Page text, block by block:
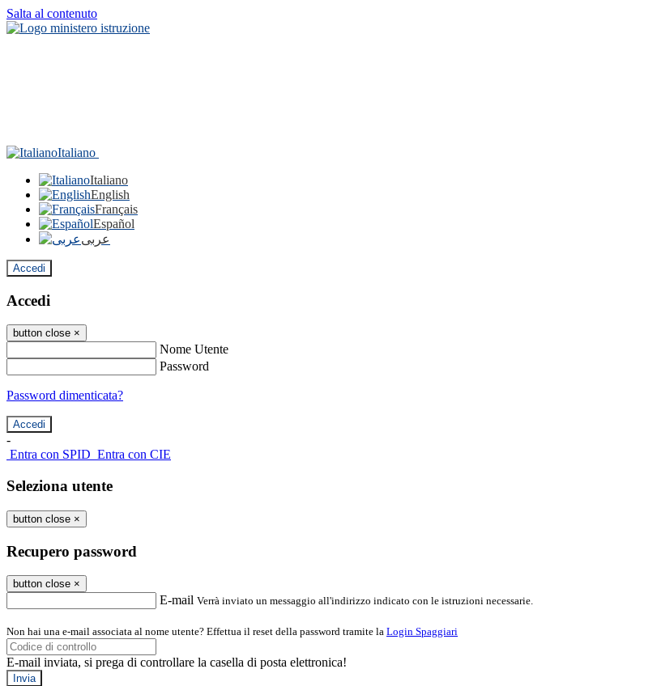
Salta al contenuto
Italiano
Italiano
English
Français
Español
عربى
Accedi
Accedi
button close ×
Nome Utente
Password
Password dimenticata?
-
Entra con SPID Entra con CIE
Seleziona utente
button close ×
Recupero password
button close ×
E-mail Verrà inviato un messaggio all'indirizzo indicato con le istruzioni necessarie.
Non hai una e-mail associata al nome utente? Effettua il reset della password tramite la Login Spaggiari
E-mail inviata, si prega di controllare la casella di posta elettronica!